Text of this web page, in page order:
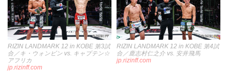
RIZIN LANDMARK 12 in KOBE 第3試
合／キ・ウォンビン vs. キャプテン☆
アフリカ
jp.rizinff.com
RIZIN LANDMARK 12 in KOBE 第4試
合／鹿志村仁之介 vs. 安井飛馬
jp.rizinff.com